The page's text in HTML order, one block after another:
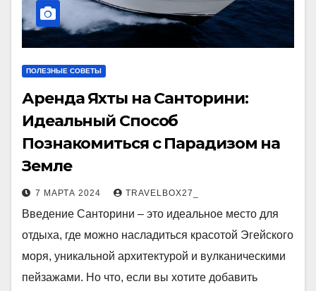
ПОЛЕЗНЫЕ СОВЕТЫ
Аренда Яхты на Санторини:
Идеальный Способ
Познакомиться с Парадизом на
Земле
7 МАРТА 2024 TRAVELBOX27_
Введение Санторини – это идеальное место для
отдыха, где можно насладиться красотой Эгейского
моря, уникальной архитектурой и вулканическими
пейзажами. Но что, если вы хотите добавить